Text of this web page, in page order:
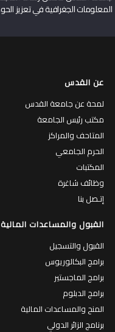
القبول والتسجيل
برامج الماجستير
برنامج الزائر الدولي
الكليات والبرامج
الكليات
البرامج الاكاديمية
الطاقم الاكاديمي
التقويم الأكاديمي
المساقات المطروحة
الحياة في الجامعة
جولة افتراضية في الجامعة
الكافتيريات
المركز الرياضي
السكنات الداخلية